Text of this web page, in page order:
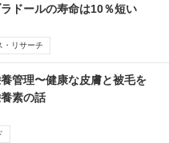
ドールの寿命は10％短い
・リサーチ
管理〜健康な皮膚と被毛を
素の話